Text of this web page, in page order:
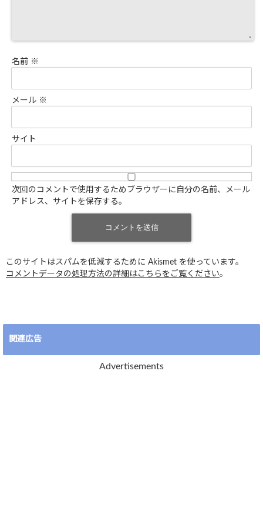
名前 ※
メール ※
サイト
次回のコメントで使用するためブラウザーに自分の名前、メール
アドレス、サイトを保存する。
このサイトはスパムを低減するために Akismet を使っています。
コメントデータの処理方法の詳細はこちらをご覧ください。
関連広告
Advertisements